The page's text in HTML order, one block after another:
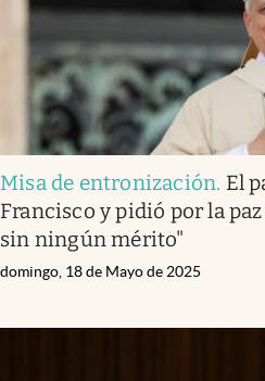
Misa de entronización. El
Francisco y pidió por la
sin ningún mérito"
domingo, 18 de Mayo de 2025